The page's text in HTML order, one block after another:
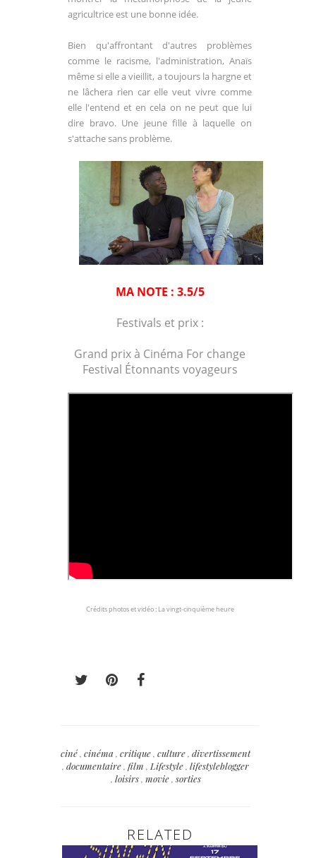
agricultrice est une bonne idée.
Bien qu'affrontant d'autres problèmes
comme le racisme, l'administration, Anaïs
même si elle a vieillit, a toujours la hargne et
ne lâchera rien car elle veut vivre comme
elle l'entend et en cela on ne peut que lui
dire bravo. Une jeune fille à laquelle on
s'attache sans problème.
MA NOTE : 3.5/5
Festivals et prix :
Grand prix à Cinéma For change
Festival Étonnants voyageurs
Crédits photos et vidéo : La vingt-cinquième heure
ciné, cinéma , critique, culture, divertissement
, documentaire, film , Lifestyle, lifestyleblogger
, loisirs, movie, sorties
RELATED